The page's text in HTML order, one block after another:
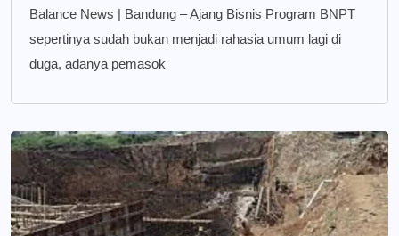
Balance News | Bandung – Ajang Bisnis Program BNPT
sepertinya sudah bukan menjadi rahasia umum lagi di
duga, adanya pemasok